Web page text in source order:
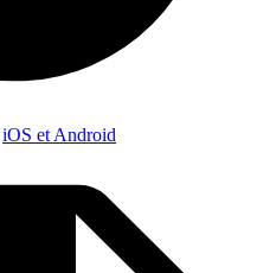
iOS et Android